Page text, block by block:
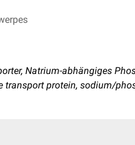
Natrium-abhängiges
transport protein, sodium/